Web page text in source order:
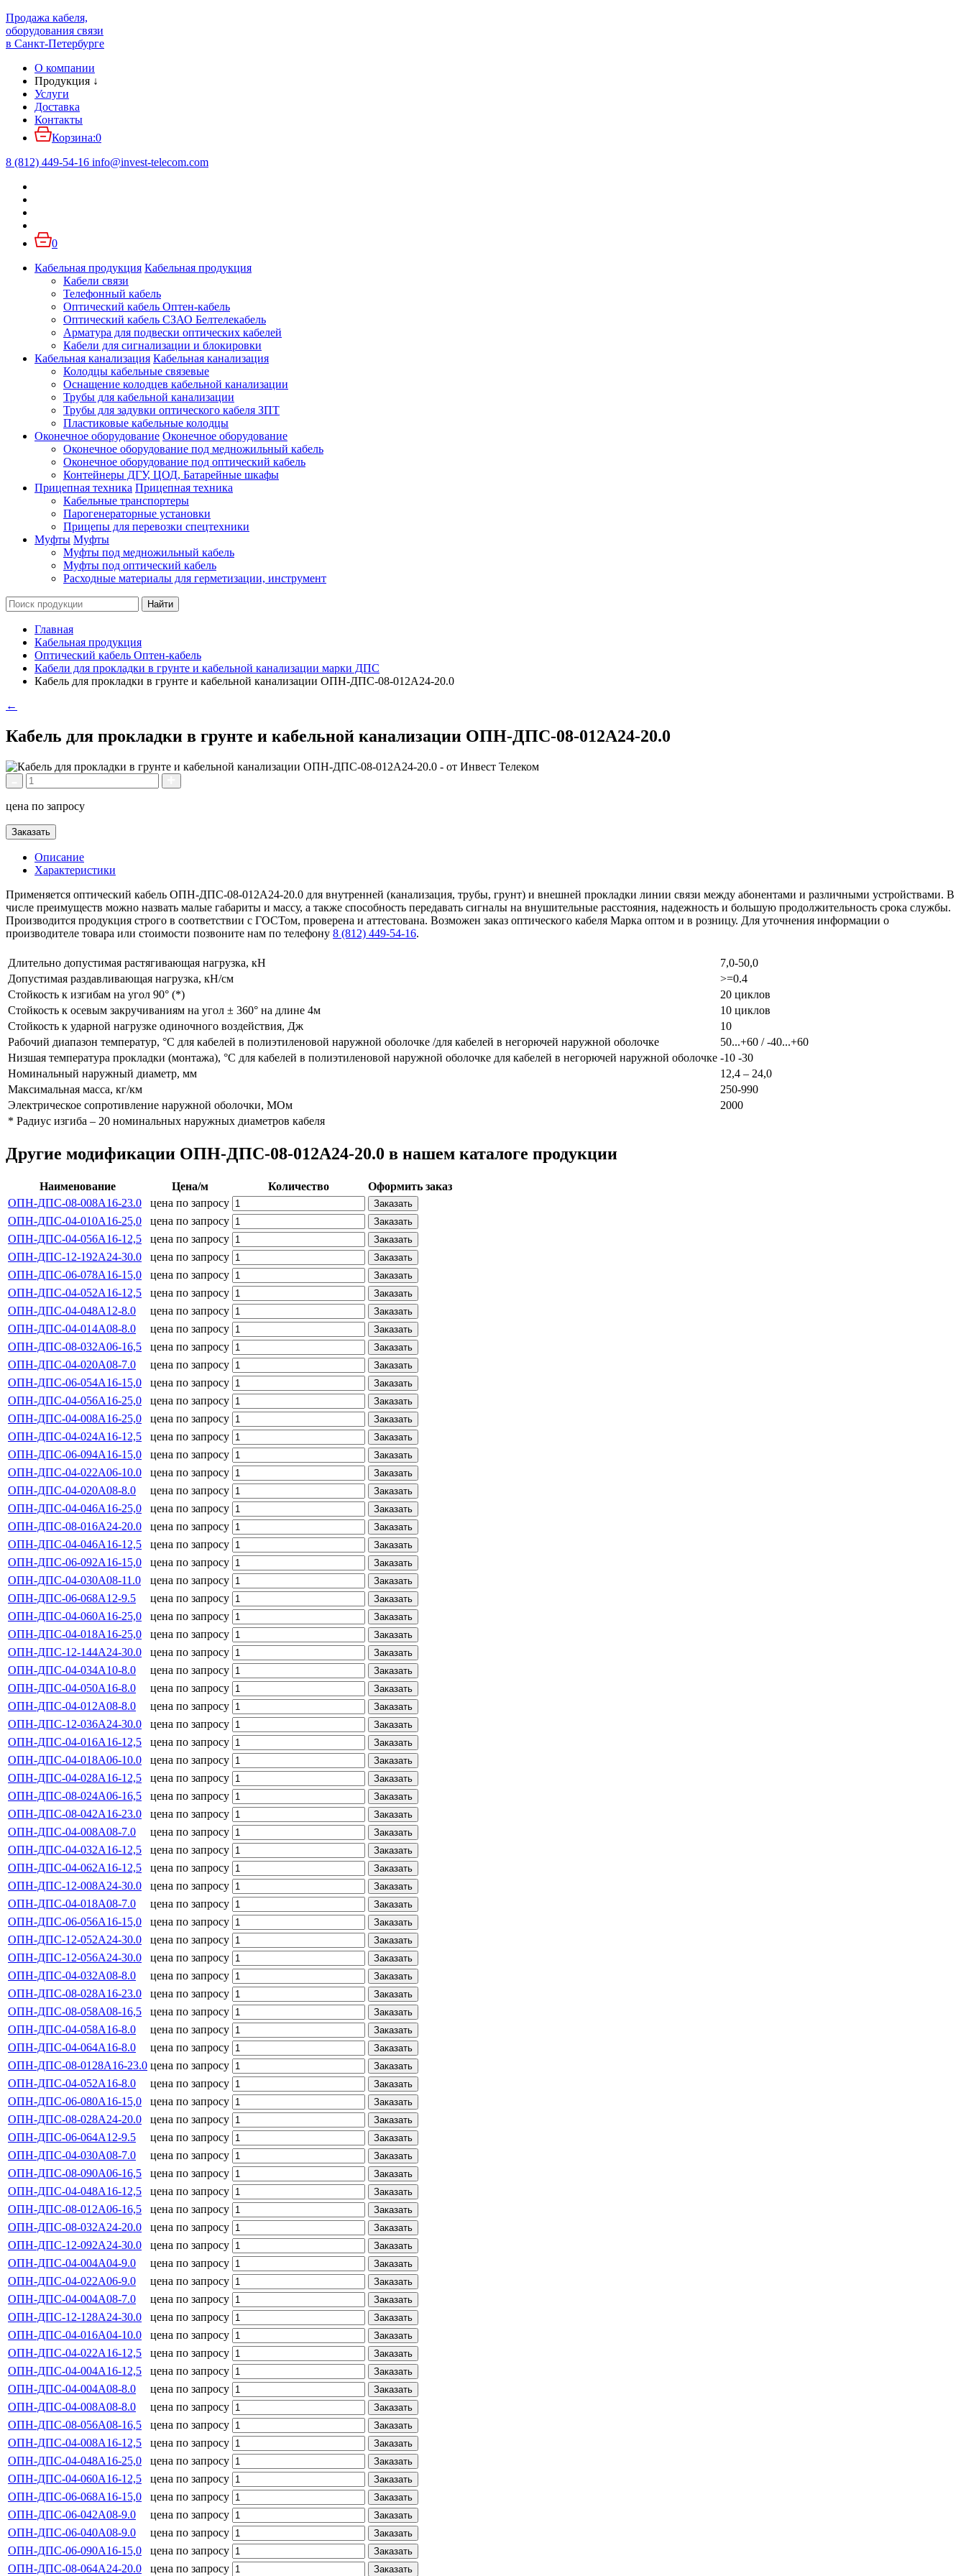
Продажа кабеля,
оборудования связи
в Санкт-Петербурге
О компании
Продукция ↓
Услуги
Доставка
Контакты
Корзина:0
8 (812) 449-54-16 info@invest-telecom.com
0
Кабельная продукция Кабельная продукция
Кабели связи
Телефонный кабель
Оптический кабель Оптен-кабель
Оптический кабель СЗАО Белтелекабель
Арматура для подвески оптических кабелей
Кабели для сигнализации и блокировки
Кабельная канализация Кабельная канализация
Колодцы кабельные связевые
Оснащение колодцев кабельной канализации
Трубы для кабельной канализации
Трубы для задувки оптического кабеля ЗПТ
Пластиковые кабельные колодцы
Оконечное оборудование Оконечное оборудование
Оконечное оборудование под медножильный кабель
Оконечное оборудование под оптический кабель
Контейнеры ДГУ, ЦОД, Батарейные шкафы
Прицепная техника Прицепная техника
Кабельные транспортеры
Парогенераторные установки
Прицепы для перевозки спецтехники
Муфты Муфты
Муфты под медножильный кабель
Муфты под оптический кабель
Расходные материалы для герметизации, инструмент
Главная
Кабельная продукция
Оптический кабель Оптен-кабель
Кабели для прокладки в грунте и кабельной канализации марки ДПС
Кабель для прокладки в грунте и кабельной канализации ОПН-ДПС-08-012А24-20.0
←
Кабель для прокладки в грунте и кабельной канализации ОПН-ДПС-08-012А24-20.0
цена по запросу
Заказать
Описание
Характеристики
Применяется оптический кабель ОПН-ДПС-08-012А24-20.0 для внутренней (канализация, трубы, грунт) и внешней прокладки линии связи между абонентами и различными устройствами. В
числе преимуществ можно назвать малые габариты и массу, а также способность передавать сигналы на внушительные расстояния, надежность и большую продолжительность срока службы.
Производится продукция строго в соответствии с ГОСТом, проверена и аттестована. Возможен заказ оптического кабеля Марка оптом и в розницу. Для уточнения информации о
производителе товара или стоимости позвоните нам по телефону 8 (812) 449-54-16.
Длительно допустимая растягивающая нагрузка, кН
7,0-50,0
Допустимая раздавливающая нагрузка, кН/см
>=0.4
Стойкость к изгибам на угол 90° (*)
20 циклов
Стойкость к осевым закручиваниям на угол ± 360° на длине 4м
10 циклов
Стойкость к ударной нагрузке одиночного воздействия, Дж
10
Рабочий диапазон температур, °С для кабелей в полиэтиленовой наружной оболочке /для кабелей в негорючей наружной оболочке
50...+60 / -40...+60
Низшая температура прокладки (монтажа), °С для кабелей в полиэтиленовой наружной оболочке для кабелей в негорючей наружной оболочке -10 -30
Номинальный наружный диаметр, мм
12,4 – 24,0
Максимальная масса, кг/км
250-990
Электрическое сопротивление наружной оболочки, МОм
2000
* Радиус изгиба – 20 номинальных наружных диаметров кабеля
Другие модификации ОПН-ДПС-08-012А24-20.0 в нашем каталоге продукции
Наименование Цена/м Количество
Оформить заказ
ОПН-ДПС-08-008А16-23.0
цена по запросу Заказать
ОПН-ДПС-04-010А16-25,0 цена по запросу Заказать
ОПН-ДПС-04-056А16-12,5 цена по запросу Заказать
ОПН-ДПС-12-192А24-30.0 цена по запросу Заказать
ОПН-ДПС-06-078А16-15,0 цена по запросу Заказать
ОПН-ДПС-04-052А16-12,5 цена по запросу Заказать
ОПН-ДПС-04-048А12-8.0 цена по запросу Заказать
ОПН-ДПС-04-014А08-8.0 цена по запросу Заказать
ОПН-ДПС-08-032А06-16,5 цена по запросу Заказать
ОПН-ДПС-04-020А08-7.0 цена по запросу Заказать
ОПН-ДПС-06-054А16-15,0 цена по запросу Заказать
ОПН-ДПС-04-056А16-25,0 цена по запросу Заказать
ОПН-ДПС-04-008А16-25,0 цена по запросу Заказать
ОПН-ДПС-04-024А16-12,5 цена по запросу Заказать
ОПН-ДПС-06-094А16-15,0 цена по запросу Заказать
ОПН-ДПС-04-022А06-10.0 цена по запросу Заказать
ОПН-ДПС-04-020А08-8.0 цена по запросу Заказать
ОПН-ДПС-04-046А16-25,0 цена по запросу Заказать
ОПН-ДПС-08-016А24-20.0 цена по запросу Заказать
ОПН-ДПС-04-046А16-12,5 цена по запросу Заказать
ОПН-ДПС-06-092А16-15,0 цена по запросу Заказать
ОПН-ДПС-04-030А08-11.0 цена по запросу Заказать
ОПН-ДПС-06-068А12-9.5 цена по запросу Заказать
ОПН-ДПС-04-060А16-25,0 цена по запросу Заказать
ОПН-ДПС-04-018А16-25,0 цена по запросу Заказать
ОПН-ДПС-12-144А24-30.0 цена по запросу Заказать
ОПН-ДПС-04-034А10-8.0 цена по запросу Заказать
ОПН-ДПС-04-050А16-8.0 цена по запросу Заказать
ОПН-ДПС-04-012А08-8.0 цена по запросу Заказать
ОПН-ДПС-12-036А24-30.0 цена по запросу Заказать
ОПН-ДПС-04-016А16-12,5 цена по запросу Заказать
ОПН-ДПС-04-018А06-10.0 цена по запросу Заказать
ОПН-ДПС-04-028А16-12,5 цена по запросу Заказать
ОПН-ДПС-08-024А06-16,5 цена по запросу Заказать
ОПН-ДПС-08-042А16-23.0 цена по запросу Заказать
ОПН-ДПС-04-008А08-7.0 цена по запросу Заказать
ОПН-ДПС-04-032А16-12,5 цена по запросу Заказать
ОПН-ДПС-04-062А16-12,5 цена по запросу Заказать
ОПН-ДПС-12-008А24-30.0 цена по запросу Заказать
ОПН-ДПС-04-018А08-7.0 цена по запросу Заказать
ОПН-ДПС-06-056А16-15,0 цена по запросу Заказать
ОПН-ДПС-12-052А24-30.0 цена по запросу Заказать
ОПН-ДПС-12-056А24-30.0 цена по запросу Заказать
ОПН-ДПС-04-032А08-8.0 цена по запросу Заказать
ОПН-ДПС-08-028А16-23.0 цена по запросу Заказать
ОПН-ДПС-08-058А08-16,5 цена по запросу Заказать
ОПН-ДПС-04-058А16-8.0 цена по запросу Заказать
ОПН-ДПС-04-064А16-8.0 цена по запросу Заказать
ОПН-ДПС-08-0128А16-23.0 цена по запросу Заказать
ОПН-ДПС-04-052А16-8.0 цена по запросу Заказать
ОПН-ДПС-06-080А16-15,0 цена по запросу Заказать
ОПН-ДПС-08-028А24-20.0 цена по запросу Заказать
ОПН-ДПС-06-064А12-9.5 цена по запросу Заказать
ОПН-ДПС-04-030А08-7.0 цена по запросу Заказать
ОПН-ДПС-08-090А06-16,5 цена по запросу Заказать
ОПН-ДПС-04-048А16-12,5 цена по запросу Заказать
ОПН-ДПС-08-012А06-16,5 цена по запросу Заказать
ОПН-ДПС-08-032А24-20.0 цена по запросу Заказать
ОПН-ДПС-12-092А24-30.0 цена по запросу Заказать
ОПН-ДПС-04-004А04-9.0 цена по запросу Заказать
ОПН-ДПС-04-022А06-9.0 цена по запросу Заказать
ОПН-ДПС-04-004А08-7.0 цена по запросу Заказать
ОПН-ДПС-12-128А24-30.0 цена по запросу Заказать
ОПН-ДПС-04-016А04-10.0 цена по запросу Заказать
ОПН-ДПС-04-022А16-12,5 цена по запросу Заказать
ОПН-ДПС-04-004А16-12,5 цена по запросу Заказать
ОПН-ДПС-04-004А08-8.0 цена по запросу Заказать
ОПН-ДПС-04-008А08-8.0 цена по запросу Заказать
ОПН-ДПС-08-056А08-16,5 цена по запросу Заказать
ОПН-ДПС-04-008А16-12,5 цена по запросу Заказать
ОПН-ДПС-04-048А16-25,0 цена по запросу Заказать
ОПН-ДПС-04-060А16-12,5 цена по запросу Заказать
ОПН-ДПС-06-068А16-15,0 цена по запросу Заказать
ОПН-ДПС-06-042А08-9.0 цена по запросу Заказать
ОПН-ДПС-06-040А08-9.0 цена по запросу Заказать
ОПН-ДПС-06-090А16-15,0 цена по запросу Заказать
ОПН-ДПС-08-064А24-20.0 цена по запросу Заказать